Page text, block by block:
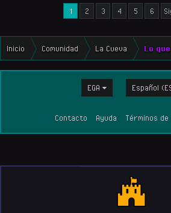
1
2 3 4 5 6
Inicio Comunidad La Cueva Lo
EGA Español
Contacto Ayuda Términos